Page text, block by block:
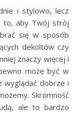
i stylowo, lecz
to, aby Twój strój
się w sposób
dekoltów czy
znaczy więcej i
może być w
wyglądać dobrze i
Skromność
ale to bardzo